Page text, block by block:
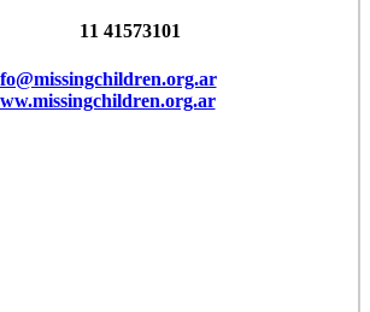
11 41573101